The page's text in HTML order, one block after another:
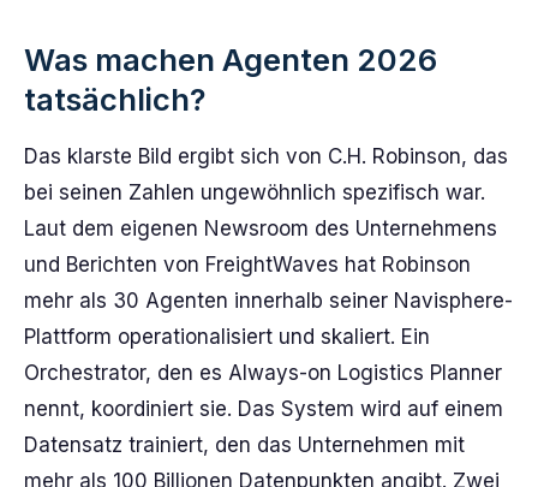
Was machen Agenten 2026
tatsächlich?
Das klarste Bild ergibt sich von C.H. Robinson, das
bei seinen Zahlen ungewöhnlich spezifisch war.
Laut dem eigenen Newsroom des Unternehmens
und Berichten von FreightWaves hat Robinson
mehr als 30 Agenten innerhalb seiner Navisphere-
Plattform operationalisiert und skaliert. Ein
Orchestrator, den es Always-on Logistics Planner
nennt, koordiniert sie. Das System wird auf einem
Datensatz trainiert, den das Unternehmen mit
mehr als 100 Billionen Datenpunkten angibt. Zwei